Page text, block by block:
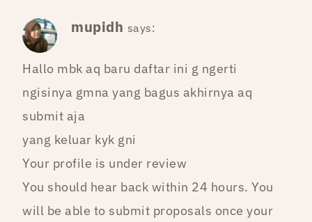
mupidh says:
Hallo mbk aq baru daftar ini g ngerti
ngisinya gmna yang bagus akhirnya aq
submit aja
yang keluar kyk gni
Your profile is under review
You should hear back within 24 hours. You
will be able to submit proposals once your